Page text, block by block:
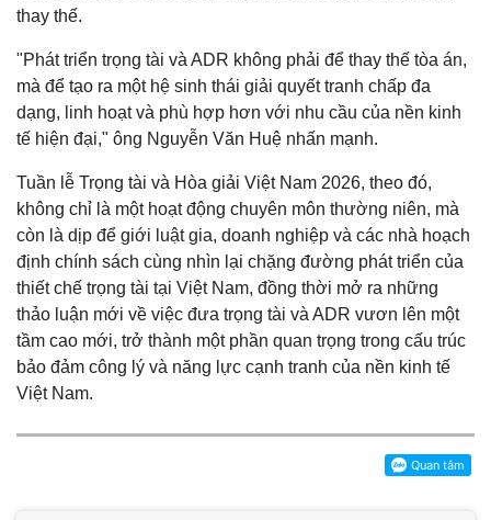
thay thế.
"Phát triển trọng tài và ADR không phải để thay thế tòa án,
mà để tạo ra một hệ sinh thái giải quyết tranh chấp đa
dạng, linh hoạt và phù hợp hơn với nhu cầu của nền kinh
tế hiện đại," ông Nguyễn Văn Huệ nhấn mạnh.
Tuần lễ Trọng tài và Hòa giải Việt Nam 2026, theo đó,
không chỉ là một hoạt động chuyên môn thường niên, mà
còn là dịp để giới luật gia, doanh nghiệp và các nhà hoạch
định chính sách cùng nhìn lại chặng đường phát triển của
thiết chế trọng tài tại Việt Nam, đồng thời mở ra những
thảo luận mới về việc đưa trọng tài và ADR vươn lên một
tầm cao mới, trở thành một phần quan trọng trong cấu trúc
bảo đảm công lý và năng lực cạnh tranh của nền kinh tế
Việt Nam.